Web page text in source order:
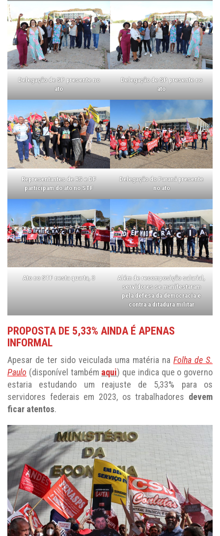
Delegação de SP presente no
ato
Delegação de SP presente no
ato
Representantes de RS e DF
participam do ato no STF
Delegação do Paraná presente
no ato
Ato no STF nesta quarta, 3
Além de recomposição salarial,
servidores se manifestaram
pela defesa da democracia e
contra a ditadura militar
PROPOSTA DE 5,33% AINDA É APENAS
INFORMAL
Apesar de ter sido veiculada uma matéria na Folha de S.
Paulo (disponível também aqui) que indica que o governo
estaria estudando um reajuste de 5,33% para os
servidores federais em 2023, os trabalhadores devem
ficar atentos.